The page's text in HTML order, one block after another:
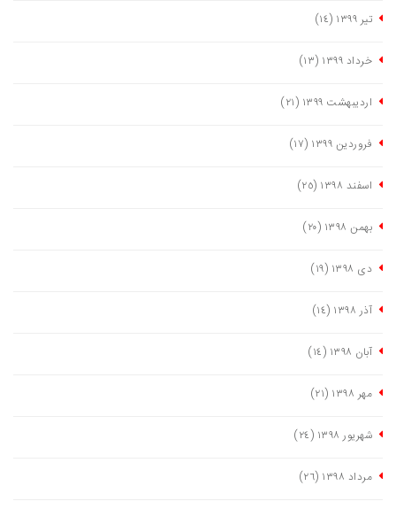
تیر ١٣٩٩ (١٤)
خرداد ١٣٩٩ (١٣)
اردیبهشت ١٣٩٩ (٢١)
فروردین ١٣٩٩ (١٧)
اسفند ١٣٩٨ (٢٥)
بهمن ١٣٩٨ (٢٠)
دی ١٣٩٨ (١٩)
آذر ١٣٩٨ (١٤)
آبان ١٣٩٨ (١٤)
مهر ١٣٩٨ (٢١)
شهریور ١٣٩٨ (٢٤)
مرداد ١٣٩٨ (٢٦)